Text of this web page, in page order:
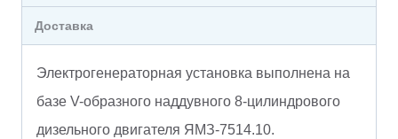
Доставка
Электрогенераторная установка выполнена на
базе V-образного наддувного 8-цилиндрового
дизельного двигателя ЯМЗ-7514.10.